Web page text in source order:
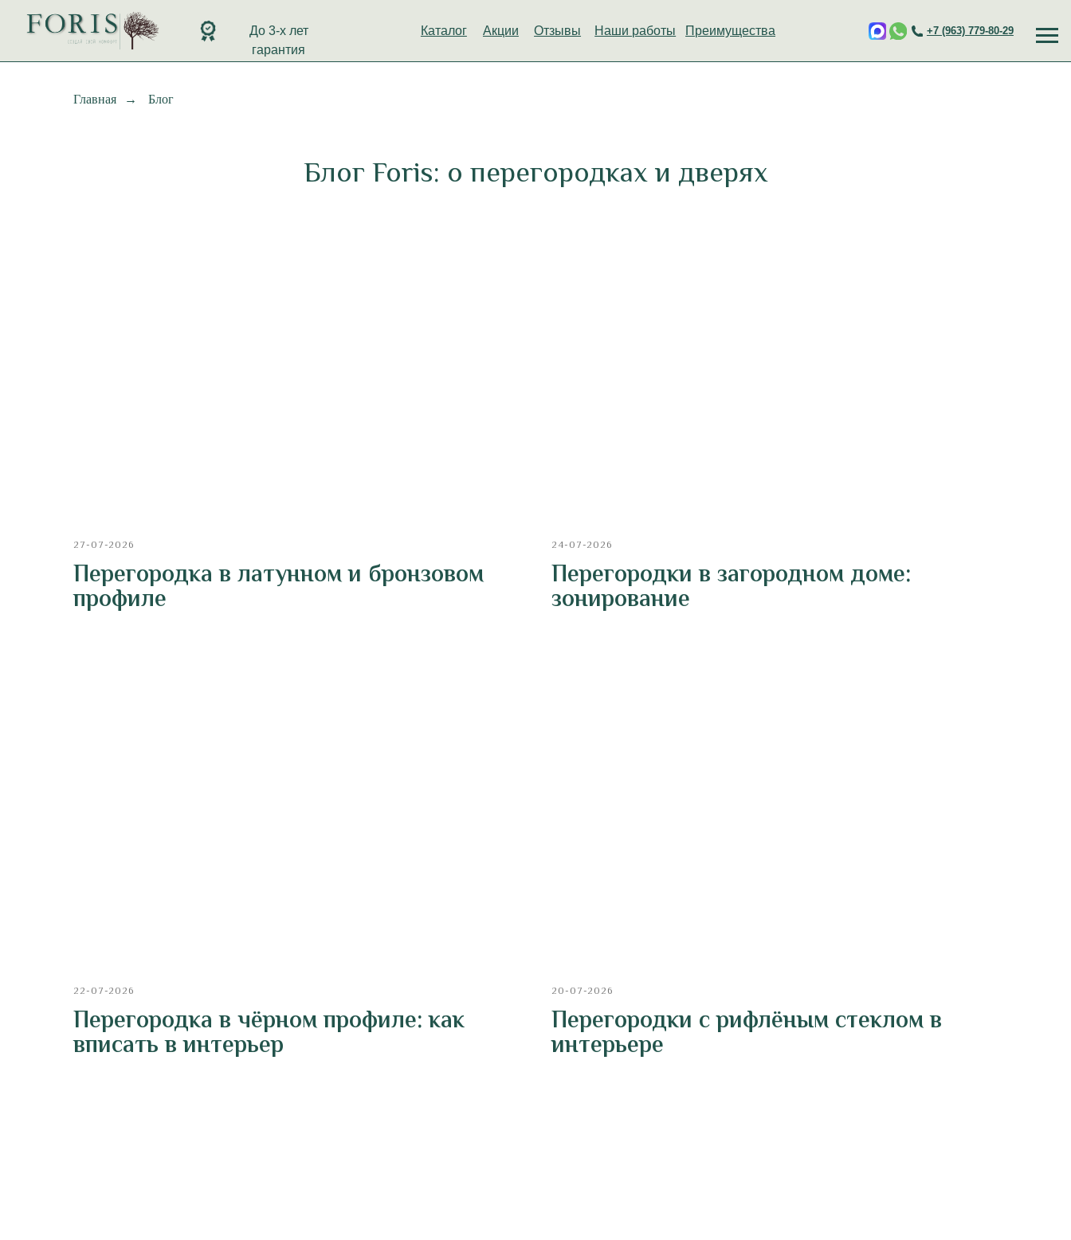
Акции Отзывы Наши работы Преимущества +7 (963) 779-80-29
До 3-х лет
гарантия
Главная → Блог
Блог Foris: о перегородках и дверях
27-07-2026
Перегородка в латунном и бронзовом
профиле
24-07-2026
Перегородки в загородном доме:
зонирование
22-07-2026
Перегородка в чёрном профиле: как
вписать в интерьер
20-07-2026
Перегородки с рифлёным стеклом в
интерьере